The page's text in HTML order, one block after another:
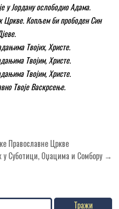
у Јордану ослободио Адама.
Цркве. Копљем би прободен Син
Твојих, Христе.
Твојим, Христе.
Твојим, Христе.
Твоје Васкрсење.
Православне Цркве
у Суботици, Оџацима и Сомбору →